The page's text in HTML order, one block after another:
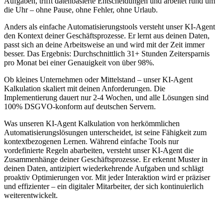
die Uhr – ohne Pause, ohne Fehler, ohne Urlaub.
Anders als einfache Automatisierungstools versteht unser KI-Agent
den Kontext deiner Geschäftsprozesse. Er lernt aus deinen Daten,
passt sich an deine Arbeitsweise an und wird mit der Zeit immer
besser. Das Ergebnis: Durchschnittlich 31+ Stunden Zeitersparnis
pro Monat bei einer Genauigkeit von über 98%.
Ob kleines Unternehmen oder Mittelstand – unserKI-Agent
Kalkulation skaliert mit deinen Anforderungen. Die
Implementierung dauert nur 2-4 Wochen, und alle Lösungen sind
100% DSGVO-konform auf deutschen Servern.
Was unseren KI-Agent Kalkulation von herkömmlichen
Automatisierungslösungen unterscheidet, ist seine Fähigkeit zum
kontextbezogenen Lernen. Während einfache Tools nur
vordefinierte Regeln abarbeiten, versteht unser KI-Agent die
Zusammenhänge deiner Geschäftsprozesse. Er erkennt Muster in
deinen Daten, antizipiert wiederkehrende Aufgaben und schlägt
proaktiv Optimierungen vor. Mit jeder Interaktion wird er präziser
und effizienter – ein digitaler Mitarbeiter, der sich kontinuierlich
weiterentwickelt.